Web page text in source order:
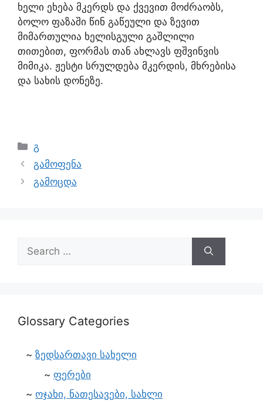
ხელი ეხება მკერდს და ქვევით მოძრაობს,
ბოლო ფაზაში წინ გაწეული და ზევით
მიმართულია ხელისგული გაშლილი
თითებით, ფორმას თან ახლავს ფშვინვის
მიმიკა. ჟესტი სრულდება მკერდის, მხრებისა
და სახის დონეზე.
გ
გამოფენა
გამოცდა
Glossary Categories
ზედსართავი სახელი
ფერები
ოჯახი, ნათესავები, სახლი